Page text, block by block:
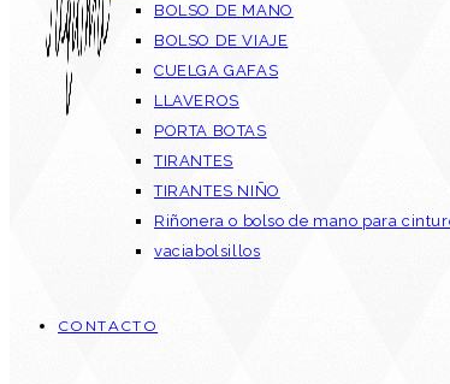
BOLSO DE MANO
BOLSO DE VIAJE
CUELGA GAFAS
LLAVEROS
PORTA BOTAS
TIRANTES
TIRANTES NIÑO
Riñonera o bolso de mano para
vaciabolsillos
CONTACTO